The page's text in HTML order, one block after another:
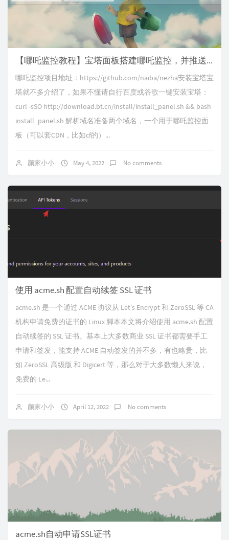
【哪吒监控教程】宝塔面板搭建哪吒监控，并推送到tgbot
哪吒监控项目地址：https://github.com/naiba/nezha安装宝塔宝
塔就不多介绍了，如果不懂请自行百度或谷歌一键安装宝塔：
curl -sSO http://download.bt.cn/install/install_panel.sh && bash
install_panel.sh 解析域名准备两个域名，一个用于哪吒监控面
板（可以套CDN，比如cf的）...
颜家小小 May 4, 2022 No comments
使用 acme.sh 配置自动续签 SSL 证书
acme.sh 是一个通过 ACME 协议从 Let’s Encrypt 和 ZeroSSL 等 CA
机构申请免费的证书的 Linux 脚本本文将介绍使用 acme.sh 配置
自动续签的 SSL 证书。基本上大多数商业 SSL 证书都需要手工
申请和签发，能支持 ACME 自动签发的并不多，有也略贵，比
如 ZeroSSL 高级版 和 Digicert 等，那么对于大多数懒人来说，
免费的 Le...
颜家小小 April 12, 2022 No comments
acme.sh自动申请SSL证书